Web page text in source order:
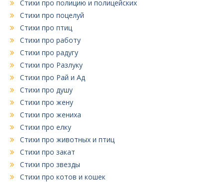
Стихи про полицию и полицейских
Стихи про поцелуй
Стихи про птиц
Стихи про работу
Стихи про радугу
Стихи про Разлуку
Стихи про Рай и Ад
Стихи про душу
Стихи про жену
Стихи про жениха
Стихи про елку
Стихи про животных и птиц
Стихи про закат
Стихи про звезды
Стихи про котов и кошек